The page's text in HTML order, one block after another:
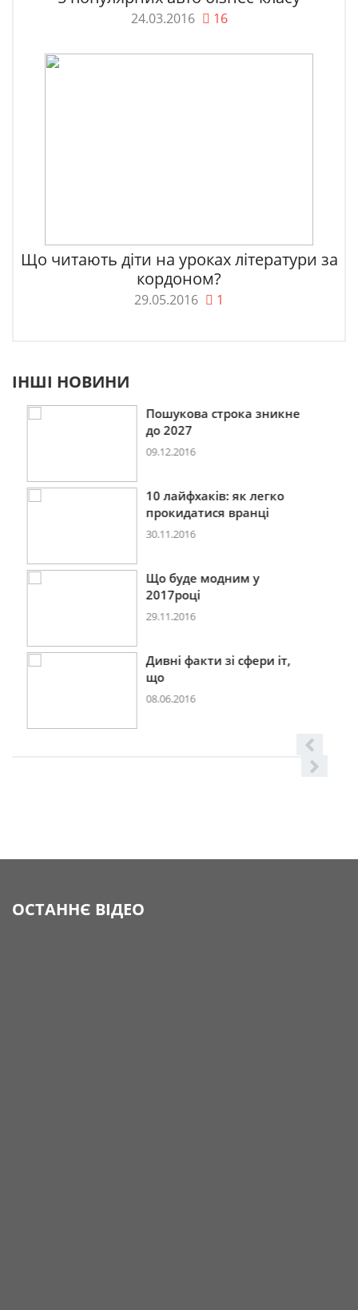
24.03.2016 16
Що читають діти на уроках літератури за
кордоном?
29.05.2016 1
ІНШІ НОВИНИ
Пошукова строка зникне
до 2027
09.12.2016
10 лайфхаків: як легко
прокидатися вранці
30.11.2016
Що буде модним у
2017році
29.11.2016
Дивні факти зі сфери іт,
що
08.06.2016
ОСТАННЄ ВІДЕО